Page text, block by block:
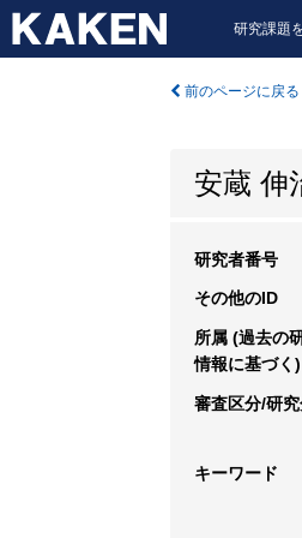
研究課題
前のページに戻る
安蔵 伸
研究者番号
その他のID
所属 (過去の
情報に基づく)
審査区分/研
キーワード